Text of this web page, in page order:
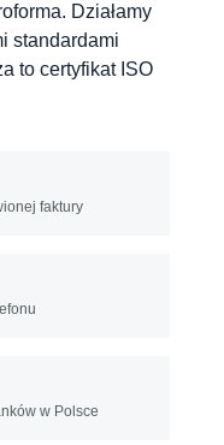
Działamy
standardami
to certyfikat ISO
faktury
w Polsce